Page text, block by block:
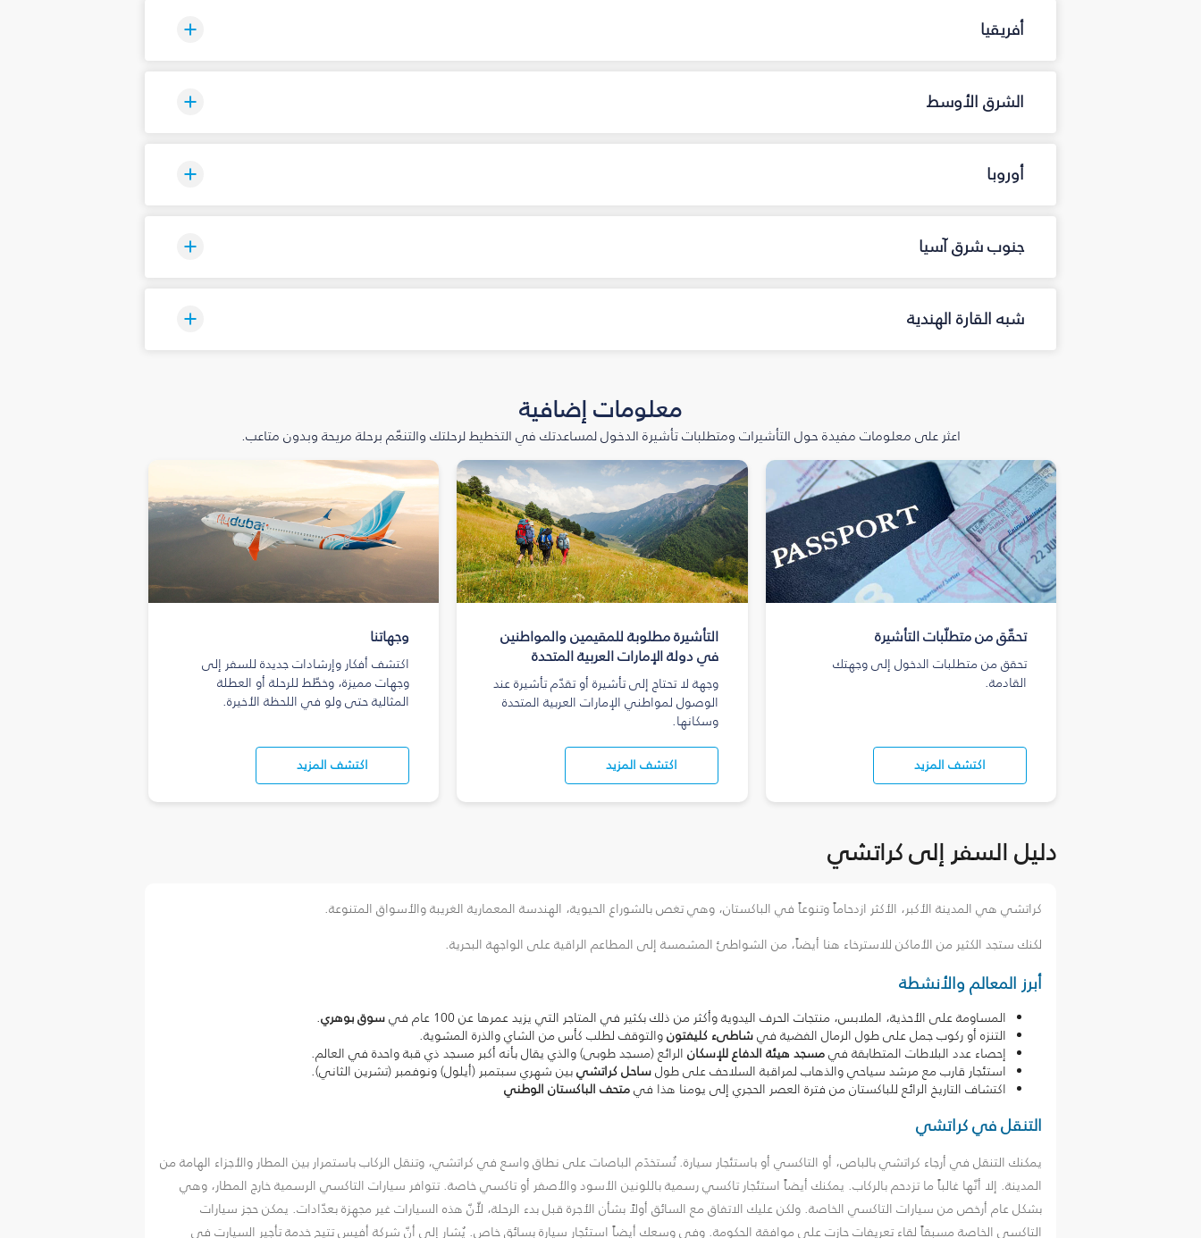
أفريقيا
الشرق الأوسط
أوروبا
جنوب شرق آسيا
شبه القارة الهندية
معلومات إضافية
اعثر على معلومات مفيدة حول التأشيرات ومتطلبات تأشيرة الدخول لمساعدتك في التخطيط لرحلتك والتنعّم برحلة مريحة وبدون متاعب.
تحقّق من متطلّبات التأشيرة
تحقق من متطلبات الدخول إلى وجهتك
القادمة.
اكتشف المزيد
التأشيرة مطلوبة للمقيمين والمواطنين
في دولة الإمارات العربية المتحدة
وجهة لا تحتاج إلى تأشيرة أو تقدّم تأشيرة عند
الوصول لمواطني الإمارات العربية المتحدة
وسكانها.
اكتشف المزيد
وجهاتنا
اكتشف أفكار وإرشادات جديدة للسفر إلى
وجهات مميزة، وخطّط للرحلة أو العطلة
المثالية حتى ولو في اللحظة الأخيرة.
اكتشف المزيد
دليل السفر إلى كراتشي
كراتشي هي المدينة الأكبر، الأكثر ازدحاماً وتنوعاً في الباكستان، وهي تغص بالشوراع الحيوية، الهندسة المعمارية الغريبة والأسواق المتنوعة.
لكنك ستجد الكثير من الأماكن للاسترخاء هنا أيضاً، من الشواطئ المشمسة إلى المطاعم الراقية على الواجهة البحرية.
أبرز المعالم والأنشطة
المساومة على الأحذية، الملابس، منتجات الحرف اليدوية وأكثر من ذلك بكثير في المتاجر التي يزيد عمرها عن 100 عام في سوق بوهري.
التنزه أو ركوب جمل على طول الرمال الفضية فيشاطىء كليفتونوالتوقف لطلب كأس من الشاي والذرة المشوية.
إحصاء عدد البلاطات المتطابقة فيمسجد هيئة الدفاع للإسكان الرائع (مسجد طوبى) والذي يقال بأنه أكبر مسجد ذي قبة واحدة في العالم.
استئجار قارب مع مرشد سياحي والذهاب لمراقبة السلاحف على طولساحل كراتشيبين شهري سبتمبر (أيلول) ونوفمبر (تشرين الثاني).
اكتشاف التاريخ الرائع للباكستان من فترة العصر الحجري إلى يومنا هذا فيمتحف الباكستان الوطني
التنقل في كراتشي
يمكنك التنقل في أرجاء كراتشي بالباص، أو التاكسي أو باستئجار سيارة. تُستخدَم الباصات على نطاق واسع في كراتشي، وتنقل الركاب باستمرار بين المطار والأجزاء الهامة من
المدينة. إلا أنّها غالباً ما تزدحم بالركاب. يمكنك أيضاً استئجار تاكسي رسمية باللونين الأسود والأصفر أو تاكسي خاصة. تتوافر سيارات التاكسي الرسمية خارج المطار، وهي
بشكل عام أرخص من سيارات التاكسي الخاصة. ولكن عليك الاتفاق مع السائق أولاً بشأن الأجرة قبل بدء الرحلة، لأّنّ هذه السيارات غير مجهزة بعدّادات. يمكن حجز سيارات
التاكسي الخاصة مسبقاً لقاء تعريفات حازت على موافقة الحكومة. وفي وسعك أيضاً استئجار سيارة بسائق خاص. يُشار إلى أنّ شركة أفيس تتيح خدمة تأجير السيارت في